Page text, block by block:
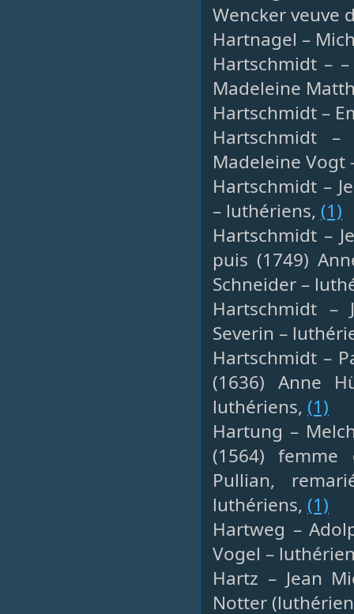
Wencker veuve
Hartnagel –
Hartschmidt –
Madeleine
Hartschmidt –
Hartschmidt
Madeleine
Hartschmidt –
– luthériens, (1)
Hartschmidt –
puis (1749)
Schneider –
Hartschmidt –
Severin –
Hartschmidt –
(1636) Anne
luthériens, (1)
Hartung –
(1564)
Pullian,
luthériens, (1)
Hartweg –
Vogel –
Hartz – Jean
Notter